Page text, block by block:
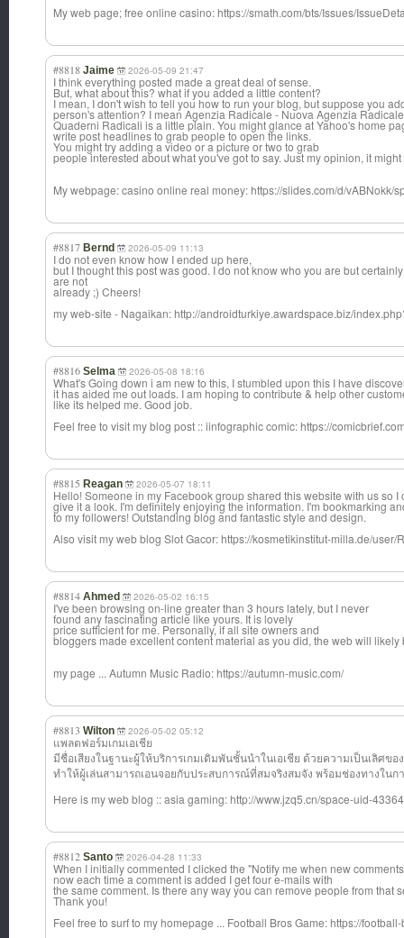
My web page; free online casino: https://smath.com/bts/Issues/
#8818 Jaime 2026-05-09 21:47
I think everything posted made a great deal of sense.
But, what about this? what if you added a little content?
I mean, I don't wish to tell you how to run your blog, but suppose you
person's attention? I mean Agenzia Radicale - Nuova Agenzia
Quaderni Radicali is a little plain. You might glance at Yahoo's home
write post headlines to grab people to open the links.
You might try adding a video or a picture or two to grab
people interested about what you've got to say. Just my opinion, it
My webpage: casino online real money: https://slides.com/d/vABNokk/
#8817 Bernd 2026-05-09 11:13
I do not even know how I ended up here,
but I thought this post was good. I do not know who you are but
are not
already ;) Cheers!
my web-site - Nagaikan: http://androidturkiye.awardspace.biz/
#8816 Selma 2026-05-08 18:16
What's Going down i am new to this, I stumbled upon this I have
it has aided me out loads. I am hoping to contribute & help other
like its helped me. Good job.
Feel free to visit my blog post :: iinfographic comic: https://
#8815 Reagan 2026-05-07 18:11
Hello! Someone in my Facebook group shared this website with us so I
give it a look. I'm definitely enjoying the information. I'm bookmarking
to my followers! Outstanding blog and fantastic style and design.
Also visit my web blog Slot Gacor: https://kosmetikinstitut-milla.de/user/
#8814 Ahmed 2026-05-02 16:15
I've been browsing on-line greater than 3 hours lately, but I never
found any fascinating article like yours. It is lovely
price sufficient for me. Personally, if all site owners and
bloggers made excellent content material as you did, the web will
my page ... Autumn Music Radio: https://autumn-music.com/
#8813 Wilton 2026-05-02 05:12
แพลตฟอร์มเกมเอเชีย
มีชื่อเสียงในฐานะผู้ให้บริการเกมเดิมพันชั้นนำในเอเชีย ด้วยความเป็นเลิศขอ
ทำให้ผู้เล่นสามารถเอนจอยกับประสบการณ์ที่สมจริงสมจัง พร้อมช่องทางใน
Here is my web blog :: asia gaming: http://www.jzq5.cn/space-uid-
#8812 Santo 2026-04-28 11:33
When I initially commented I clicked the "Notify me when new
now each time a comment is added I get four e-mails with
the same comment. Is there any way you can remove people from that
Thank you!
Feel free to surf to my homepage ... Football Bros Game: https://